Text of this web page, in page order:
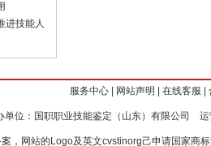
进技能人
服务中心 网站声明 |在线客服 |
单位：国职职业技能鉴定（山东）有限公司
，网站的Logo及英文cvstinorg己申请国家商